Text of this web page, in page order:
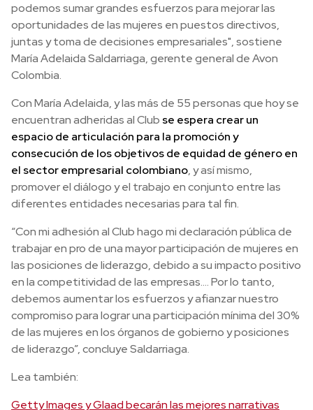
podemos sumar grandes esfuerzos para mejorar las
oportunidades de las mujeres en puestos directivos,
juntas y toma de decisiones empresariales", sostiene
María Adelaida Saldarriaga, gerente general de Avon
Colombia.
Con María Adelaida, y las más de 55 personas que hoy se
encuentran adheridas al Club se espera crear un
espacio de articulación para la promoción y
consecución de los objetivos de equidad de género en
el sector empresarial colombiano, y así mismo,
promover el diálogo y el trabajo en conjunto entre las
diferentes entidades necesarias para tal fin.
“Con mi adhesión al Club hago mi declaración pública de
trabajar en pro de una mayor participación de mujeres en
las posiciones de liderazgo, debido a su impacto positivo
en la competitividad de las empresas…. Por lo tanto,
debemos aumentar los esfuerzos y afianzar nuestro
compromiso para lograr una participación mínima del 30%
de las mujeres en los órganos de gobierno y posiciones
de liderazgo”, concluye Saldarriaga.
Lea también:
Getty Images y Glaad becarán las mejores narrativas